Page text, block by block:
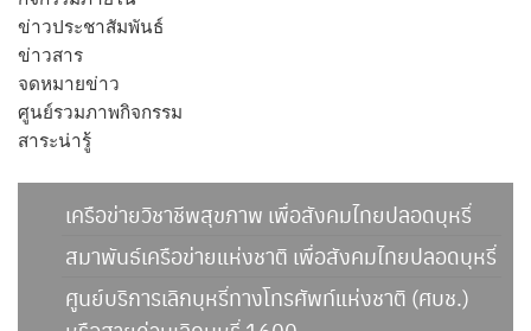
ข่าวประชาสัมพันธ์
ข่าวสาร
จดหมายข่าว
ศูนย์รวมภาพกิจกรรม
สาระน่ารู้
เครือข่ายวิชาชีพสุขภาพ เพื่อสังคมไทยปลอดบุหรี่
สมาพันธ์เครือข่ายแห่งชาติ เพื่อสังคมไทยปลอดบุหรี่
ศูนย์บริการเลิกบุหรี่ทางโทรศัพท์แห่งชาติ (ศบช.)